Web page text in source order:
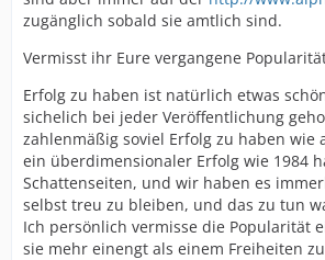
zugänglich sobald sie amtlich sind.
Vermisst ihr Eure vergangene
Erfolg zu haben ist natürlich etwas
sichelich bei jeder Veröffentlichung
zahlenmäßig soviel Erfolg zu haben wie
ein überdimensionaler Erfolg wie 1984
Schattenseiten, und wir haben es
selbst treu zu bleiben, und das zu tun
Ich persönlich vermisse die Popularität
sie mehr einengt als einem Freiheiten